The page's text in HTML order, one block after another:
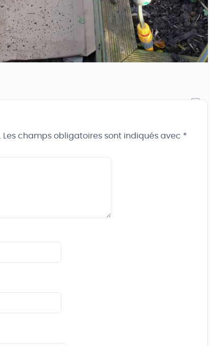
Les champs obligatoires sont indiqués avec *